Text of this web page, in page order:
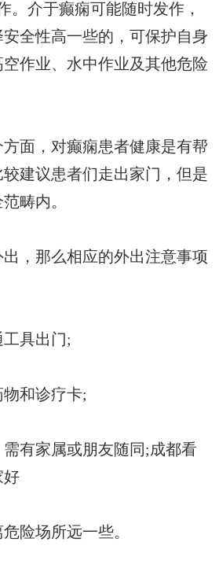
。介于癫痫可能随时发作，
全性高一些的，可保护自身
作业、水中作业及其他危险
面，对癫痫患者健康是有帮
建议患者们走出家门，但是
畴内。
，那么相应的外出注意事项
具出门;
和诊疗卡;
有家属或朋友随同;成都看
好
险场所远一些。